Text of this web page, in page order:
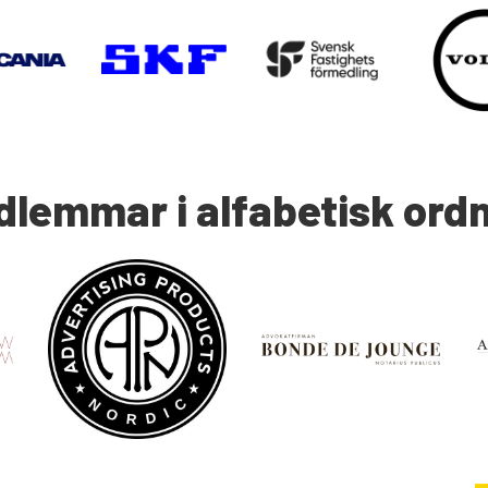
i alfabetisk